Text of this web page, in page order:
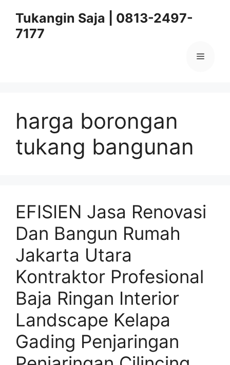
content
Tukangin Saja | 0813-2497-
7177
Menu
harga borongan
tukang bangunan
EFISIEN Jasa Renovasi
Dan Bangun Rumah
Jakarta Utara
Kontraktor Profesional
Baja Ringan Interior
Landscape Kelapa
Gading Penjaringan